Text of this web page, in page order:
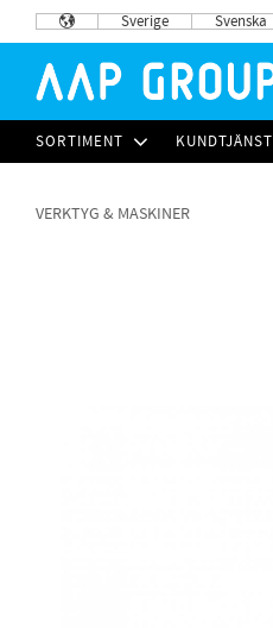
Sverige Svenska
SORTIMENT KUNDTJÄNST
VERKTYG & MASKINER